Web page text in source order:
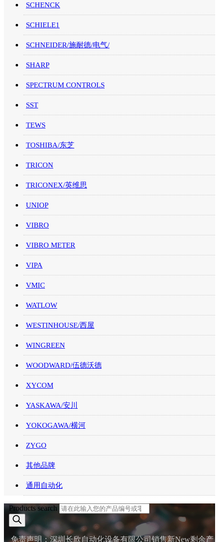
SCHENCK
SCHIELE1
SCHNEIDER/施耐德/电气/
SHARP
SPECTRUM CONTROLS
SST
TEWS
TOSHIBA/东芝
TRICON
TRICONEX/英维思
UNIOP
VIBRO
VIBRO METER
VIPA
VMIC
WATLOW
WESTINHOUSE/西屋
WINGREEN
WOODWARD/伍德沃德
XYCOM
YASKAWA/安川
YOKOGAWA/横河
ZYGO
其他品牌
通用自动化
Products search
免责声明：深圳长欣自动化设备有限公司销售新New剩余产